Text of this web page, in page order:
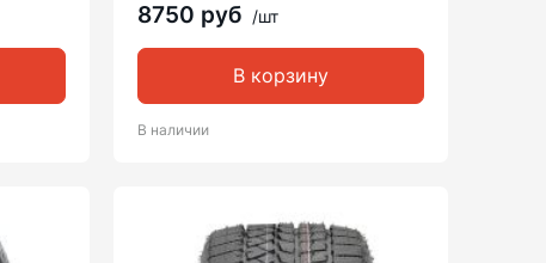
8750 руб /шт
В корзину
В наличии